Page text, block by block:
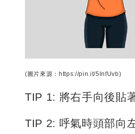
(圖片來源：https://pin.it/5lnfUvb)
TIP 1: 將右手向後貼
TIP 2: 呼氣時頭部向